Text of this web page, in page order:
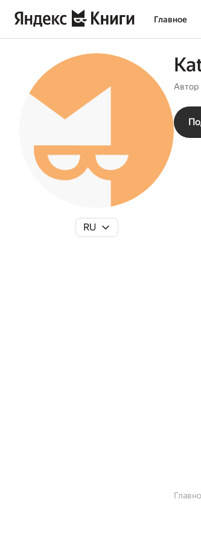
Главное
RU
Автор